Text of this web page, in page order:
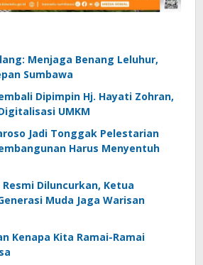
Menjaga Benang Leluhur,
Sumbawa
Dipimpin Hj. Hayati Zohran,
UMKM
Jadi Tonggak Pelestarian
Harus Menyentuh
Diluncurkan, Ketua
Muda Jaga Warisan
Kenapa Kita Ramai-Ramai